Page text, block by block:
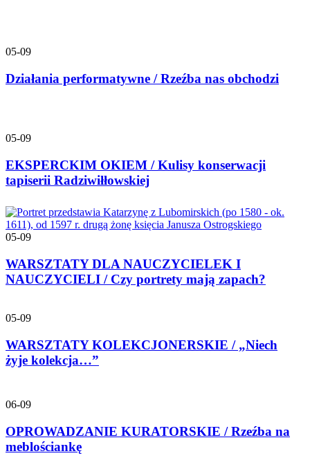
05-09
Działania performatywne / Rzeźba nas obchodzi
05-09
EKSPERCKIM OKIEM / Kulisy konserwacji
tapiserii Radziwiłłowskiej
05-09
WARSZTATY DLA NAUCZYCIELEK I
NAUCZYCIELI / Czy portrety mają zapach?
05-09
WARSZTATY KOLEKCJONERSKIE / „Niech
żyje kolekcja…”
06-09
OPROWADZANIE KURATORSKIE / Rzeźba na
meblościankę